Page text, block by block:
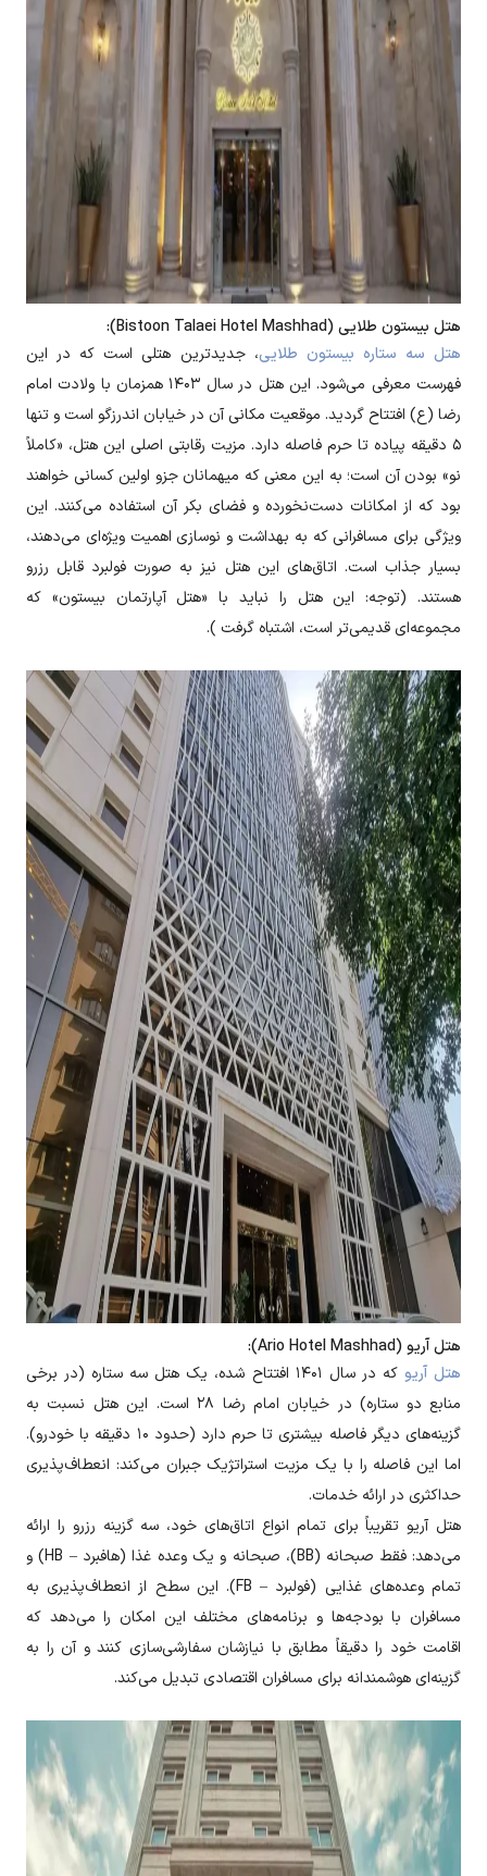
هتل بیستون طلایی (Bistoon Talaei Hotel Mashhad):
هتل سه ستاره بیستون طلایی، جدیدترین هتلی است که در این
فهرست معرفی می‌شود. این هتل در سال ۱۴۰۳ همزمان با ولادت امام
رضا (ع) افتتاح گردید. موقعیت مکانی آن در خیابان اندرزگو است و تنها
۵ دقیقه پیاده تا حرم فاصله دارد. مزیت رقابتی اصلی این هتل، «کاملاً
نو» بودن آن است؛ به این معنی که میهمانان جزو اولین کسانی خواهند
بود که از امکانات دست‌نخورده و فضای بکر آن استفاده می‌کنند. این
ویژگی برای مسافرانی که به بهداشت و نوسازی اهمیت ویژه‌ای می‌دهند،
بسیار جذاب است. اتاق‌های این هتل نیز به صورت فولبرد قابل رزرو
هستند. (توجه: این هتل را نباید با «هتل آپارتمان بیستون» که
مجموعه‌ای قدیمی‌تر است، اشتباه گرفت ).
هتل آریو (Ario Hotel Mashhad):
هتل آریو
که در سال ۱۴۰۱ افتتاح شده، یک هتل سه ستاره (در برخی
منابع دو ستاره) در خیابان امام رضا ۲۸ است. این هتل نسبت به
گزینه‌های دیگر فاصله بیشتری تا حرم دارد (حدود ۱۰ دقیقه با خودرو).
اما این فاصله را با یک مزیت استراتژیک جبران می‌کند: انعطاف‌پذیری
حداکثری در ارائه خدمات.
هتل آریو تقریباً برای تمام انواع اتاق‌های خود، سه گزینه رزرو را ارائه
می‌دهد: فقط صبحانه (BB)، صبحانه و یک وعده غذا (هافبرد – HB) و
تمام وعده‌های غذایی (فولبرد – FB). این سطح از انعطاف‌پذیری به
مسافران با بودجه‌ها و برنامه‌های مختلف این امکان را می‌دهد که
اقامت خود را دقیقاً مطابق با نیازشان سفارشی‌سازی کنند و آن را به
گزینه‌ای هوشمندانه برای مسافران اقتصادی تبدیل می‌کند.